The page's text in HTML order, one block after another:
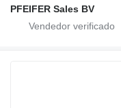
PFEIFER Sales BV